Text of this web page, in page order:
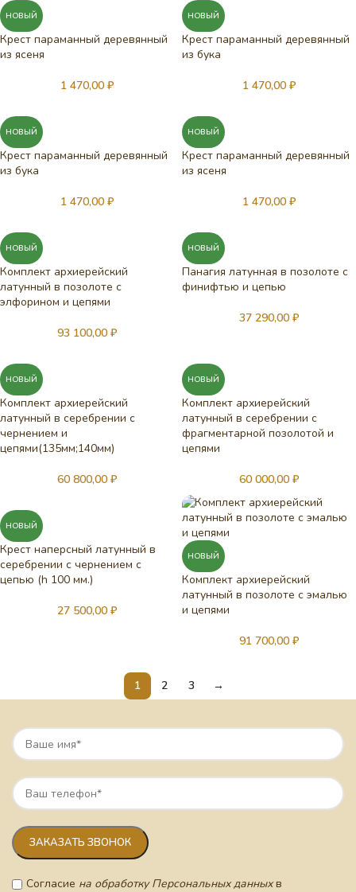
НОВЫЙ
Крест параманный деревянный
из ясеня
1 470,00 ₽
НОВЫЙ
Крест параманный деревянный
из бука
1 470,00 ₽
НОВЫЙ
Крест параманный деревянный
из бука
1 470,00 ₽
НОВЫЙ
Крест параманный деревянный
из ясеня
1 470,00 ₽
НОВЫЙ
Комплект архиерейский
латунный в позолоте с
элфорином и цепями
93 100,00 ₽
НОВЫЙ
Панагия латунная в позолоте с
финифтью и цепью
37 290,00 ₽
НОВЫЙ
Комплект архиерейский
латунный в серебрении с
чернением и
цепями(135мм;140мм)
60 800,00 ₽
НОВЫЙ
Комплект архиерейский
латунный в серебрении с
фрагментарной позолотой и
цепями
60 000,00 ₽
НОВЫЙ
Крест наперсный латунный в
серебрении с чернением с
цепью (h 100 мм.)
27 500,00 ₽
НОВЫЙ
Комплект архиерейский
латунный в позолоте с эмалью
и цепями
91 700,00 ₽
1 2 3 →
Согласие на обработку Персональных данныхв